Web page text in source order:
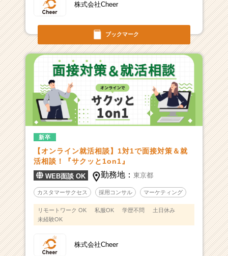
ブックマーク
株式会社Cheer
新卒
【オンライン就活相談】1対1で面接対策＆就
活相談！『サクッと1on1』
WEB面談 OK 勤務地：東京都
カスタマーサクセス 採用コンサル マーケティング
リモートワーク OK 私服OK 学歴不問
土日休み
未経験OK
株式会社Cheer